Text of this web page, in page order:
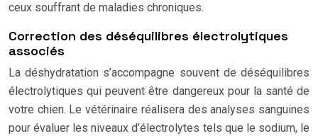
ceux souffrant de maladies chroniques.
Correction des déséquilibres électrolytiques
associés
La déshydratation s’accompagne souvent de déséquilibres
électrolytiques qui peuvent être dangereux pour la santé de
votre chien. Le vétérinaire réalisera des analyses sanguines
pour évaluer les niveaux d’électrolytes tels que le sodium, le